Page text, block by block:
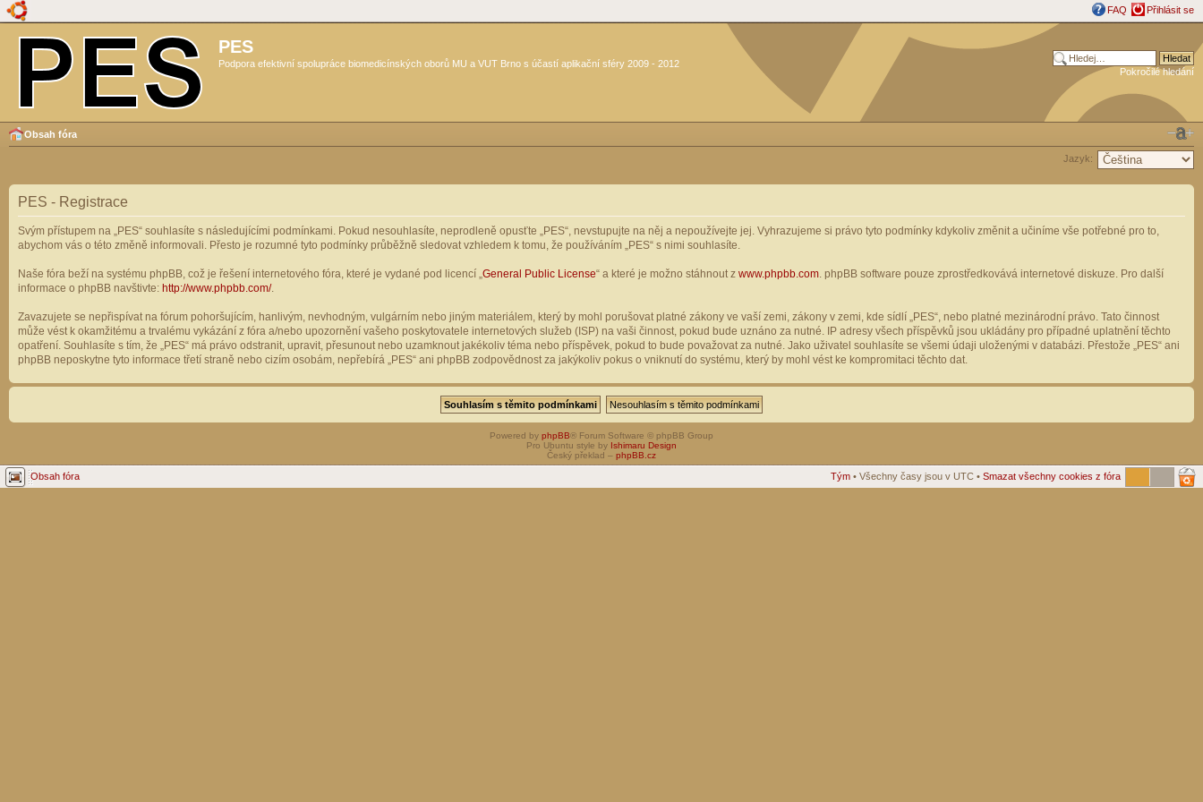
FAQ Přihlásit se
PES
Podpora efektivní spolupráce biomedicínských oborů MU a VUT Brno s účastí aplikační sféry 2009 - 2012
Pokročilé hledání
Obsah fóra
Jazyk:
PES - Registrace
Svým přístupem na „PES“ souhlasíte s následujícími podmínkami. Pokud nesouhlasíte, neprodleně opusťte „PES“, nevstupujte na něj a nepoužívejte jej. Vyhrazujeme si právo tyto podmínky kdykoliv změnit a učiníme vše potřebné pro to,
abychom vás o této změně informovali. Přesto je rozumné tyto podmínky průběžně sledovat vzhledem k tomu, že používáním „PES“ s nimi souhlasíte.
Naše fóra beží na systému phpBB, což je řešení internetového fóra, které je vydané pod licencí „ General Public License“ a které je možno stáhnout z www.phpbb.com . phpBB software pouze zprostředkovává internetové diskuze. Pro další
informace o phpBB navštivte: http://www.phpbb.com/.
Zavazujete se nepřispívat na fórum pohoršujícím, hanlivým, nevhodným, vulgárním nebo jiným materiálem, který by mohl porušovat platné zákony ve vaší zemi, zákony v zemi, kde sídlí „PES“, nebo platné mezinárodní právo. Tato činnost
může vést k okamžitému a trvalému vykázání z fóra a/nebo upozornění vašeho poskytovatele internetových služeb (ISP) na vaši činnost, pokud bude uznáno za nutné. IP adresy všech příspěvků jsou ukládány pro případné uplatnění těchto
opatření. Souhlasíte s tím, že „PES“ má právo odstranit, upravit, přesunout nebo uzamknout jakékoliv téma nebo příspěvek, pokud to bude považovat za nutné. Jako uživatel souhlasíte se všemi údaji uloženými v databázi. Přestože „PES“ ani
phpBB neposkytne tyto informace třetí straně nebo cizím osobám, nepřebírá „PES“ ani phpBB zodpovědnost za jakýkoliv pokus o vniknutí do systému, který by mohl vést ke kompromitaci těchto dat.
Powered by phpBB® Forum Software © phpBB Group
Pro Ubuntu style by Ishimaru Design
Český překlad – phpBB.cz
Obsah fóra Tým • Všechny časy jsou v UTC • Smazat všechny cookies z fóra